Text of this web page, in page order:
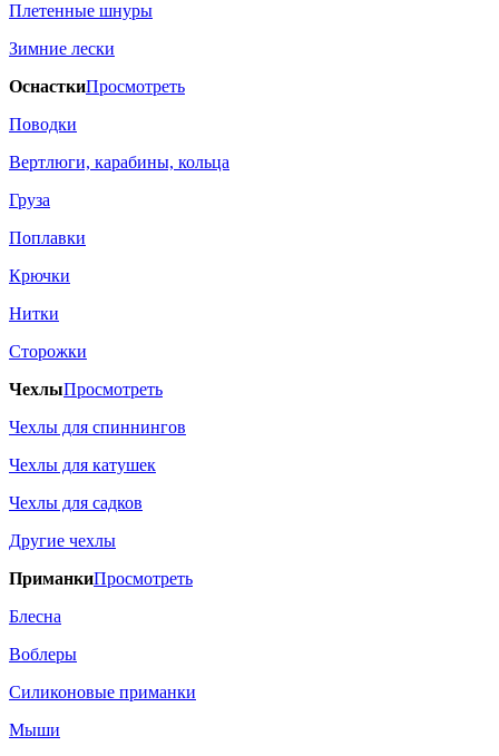
Плетенные шнуры
Зимние лески
ОснасткиПросмотреть
Поводки
Вертлюги, карабины, кольца
Груза
Поплавки
Крючки
Нитки
Сторожки
ЧехлыПросмотреть
Чехлы для спиннингов
Чехлы для катушек
Чехлы для садков
Другие чехлы
ПриманкиПросмотреть
Блесна
Воблеры
Силиконовые приманки
Мыши